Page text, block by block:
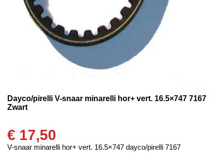
Dayco/pirelli V-snaar minarelli hor+ vert. 16.5×747 7167
Zwart
€ 17,50
V-snaar minarelli hor+ vert. 16.5×747 dayco/pirelli 7167